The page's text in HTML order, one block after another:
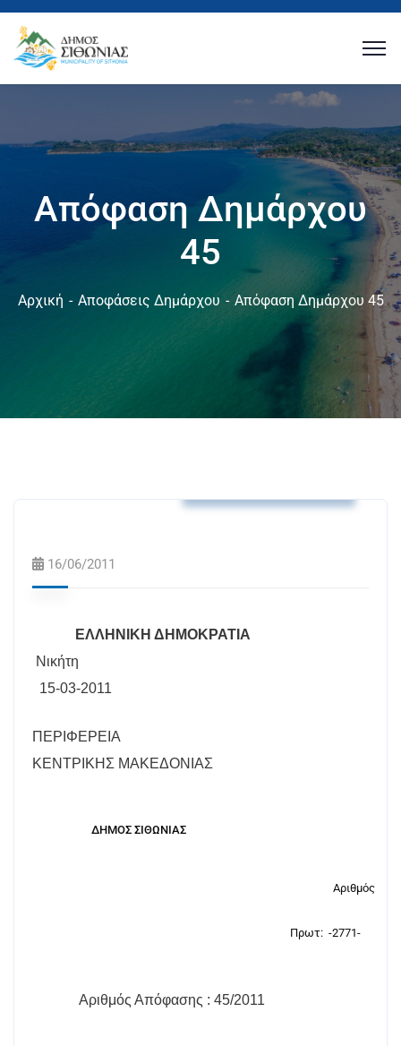
Απόφαση Δημάρχου
45
Αρχική Αποφάσεις Δημάρχου Απόφαση Δημάρχου 45
16/06/2011
ΕΛΛΗΝΙΚΗ ΔΗΜΟΚΡΑΤΙΑ
Νικήτη
15-03-2011
ΠΕΡΙΦΕΡΕΙΑ
ΚΕΝΤΡΙΚΗΣ ΜΑΚΕΔΟΝΙΑΣ
ΔΗΜΟΣ ΣΙΘΩΝΙΑΣ
Αριθμός
Πρωτ: -2771-
Αριθμός Απόφασης : 45/2011